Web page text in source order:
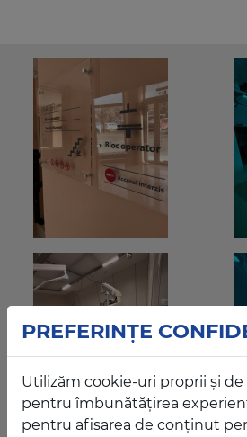
PREFERINȚE
Utilizăm cookie-uri proprii și
pentru îmbunătățirea
pentru afisarea de conținut